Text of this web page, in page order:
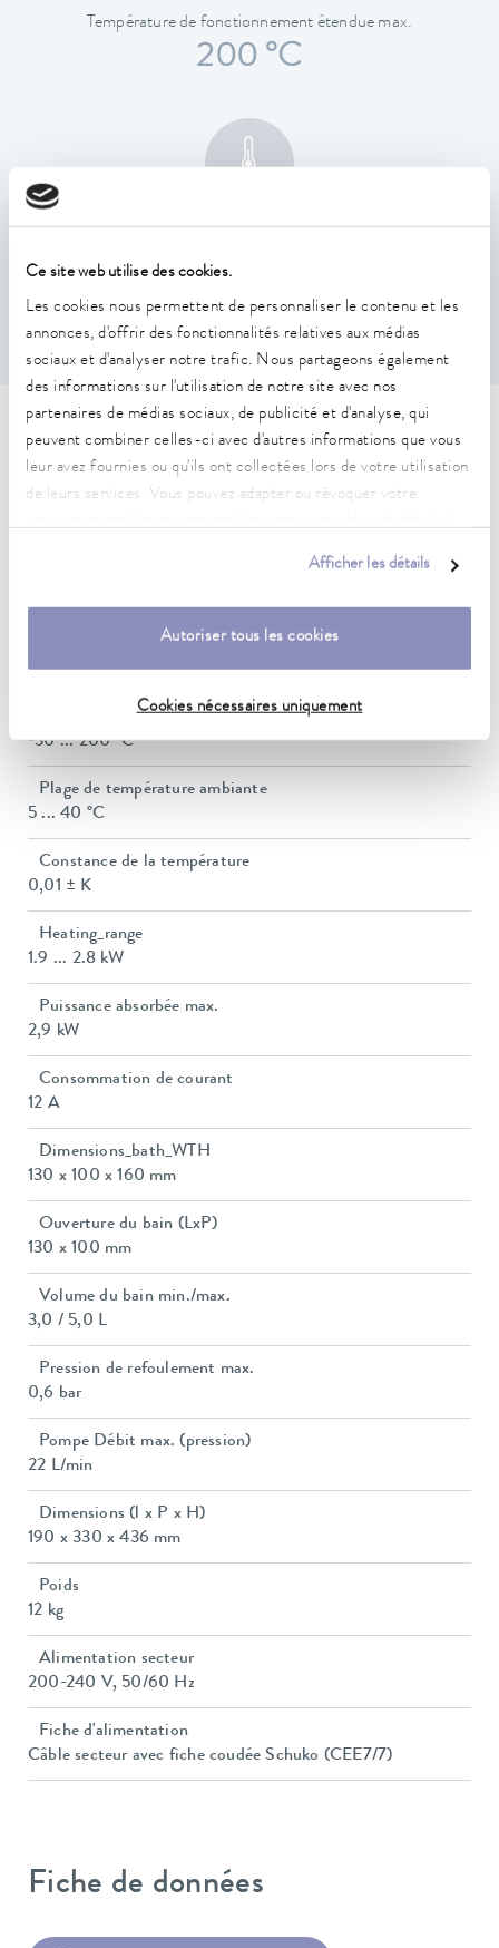
Ce site web utilise des cookies.
Les cookies nous permettent de personnaliser le contenu et les
annonces, d'offrir des fonctionnalités relatives aux médias
sociaux et d'analyser notre trafic. Nous partageons également
des informations sur l'utilisation de notre site avec nos
partenaires de médias sociaux, de publicité et d'analyse, qui
peuvent combiner celles-ci avec d'autres informations que vous
leur avez fournies ou qu'ils ont collectées lors de votre utilisation
de leurs services. Vous pouvez adapter ou révoquer votre
Afficher les détails
Autoriser tous les cookies
Cookies nécessaires uniquement
Température de fonctionnement étendue max.
200 °C
0,01 ± K
Caractéristiques techniques
(selon DIN 12876)
refroidissement à l'eau
20 ... 200 °C
Plage de température de fonctionnement
-30 ... 200 °C
Plage de température ambiante
5 ... 40 °C
Constance de la température
0,01 ± K
Heating_range
1.9 ... 2.8 kW
Puissance absorbée max.
2,9 kW
Consommation de courant
12 A
Dimensions_bath_WTH
130 x 100 x 160 mm
Ouverture du bain (LxP)
130 x 100 mm
Volume du bain min./max.
3,0 / 5,0 L
Pression de refoulement max.
0,6 bar
Pompe Débit max. (pression)
22 L/min
Dimensions (l x P x H)
190 x 330 x 436 mm
Poids
12 kg
Alimentation secteur
200-240 V, 50/60 Hz
Fiche d'alimentation
Câble secteur avec fiche coudée Schuko (CEE7/7)
Fiche de données